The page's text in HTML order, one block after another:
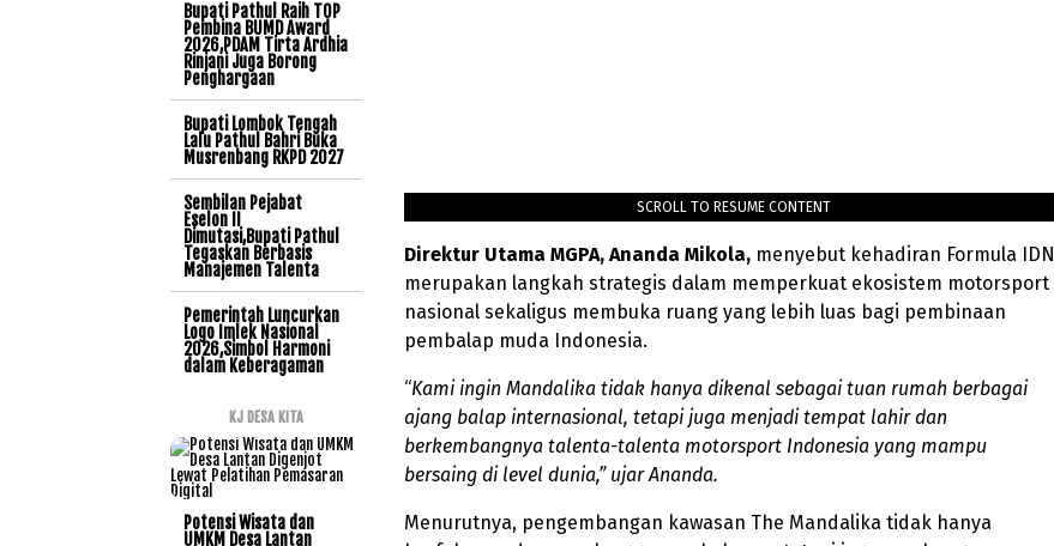
SCROLL TO RESUME CONTENT
Direktur Utama MGPA, Ananda Mikola, menyebut kehadiran Formula IDN
merupakan langkah strategis dalam memperkuat ekosistem motorsport
nasional sekaligus membuka ruang yang lebih luas bagi pembinaan
pembalap muda Indonesia.
“Kami ingin Mandalika tidak hanya dikenal sebagai tuan rumah berbagai
ajang balap internasional, tetapi juga menjadi tempat lahir dan
berkembangnya talenta-talenta motorsport Indonesia yang mampu
bersaing di level dunia,” ujar Ananda.
Menurutnya, pengembangan kawasan The Mandalika tidak hanya
Bupati Pathul Raih TOP
Pembina BUMD Award
2026,PDAM Tirta Ardhia
Rinjani Juga Borong
Penghargaan
Bupati Lombok Tengah
Lalu Pathul Bahri Buka
Musrenbang RKPD 2027
Sembilan Pejabat
Eselon II
Dimutasi,Bupati Pathul
Tegaskan Berbasis
Manajemen Talenta
Pemerintah Luncurkan
Logo Imlek Nasional
2026,Simbol Harmoni
dalam Keberagaman
KJ DESA KITA
Potensi Wisata dan
UMKM Desa Lantan